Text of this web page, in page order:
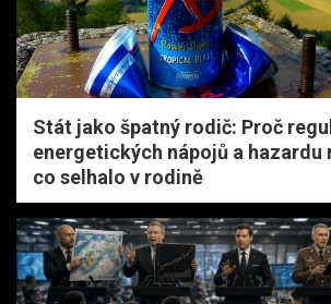
Stát jako špatný rodič: Proč
energetických nápojů a hazardu
co selhalo v rodině